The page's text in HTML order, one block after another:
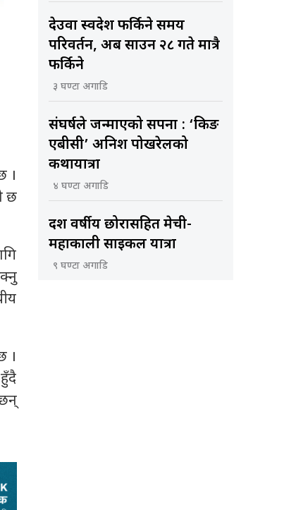
।
छ
।
देउवा स्वदेश फर्किने समय
परिवर्तन, अब साउन २८ गते मात्रै
फर्किने
३ घण्टा अगाडि
संघर्षले जन्माएको सपना : ‘किङ
एबीसी’ अनिश पोखरेलको
कथायात्रा
४ घण्टा अगाडि
दश वर्षीय छोरासहित मेची-
महाकाली साइकल यात्रा
९ घण्टा अगाडि